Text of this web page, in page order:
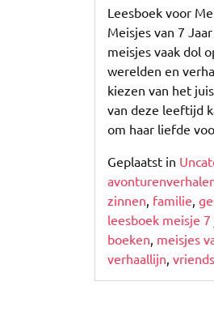
Leesboek voor
Meisjes van 7
meisjes vaak dol
werelden en
kiezen van het
van deze leeftijd
om haar liefde
Geplaatst in
zinnen familie
leesboek meisje 7
boeken meisjes
verhaallijn